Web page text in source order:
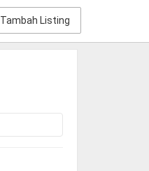
Tambah Listing